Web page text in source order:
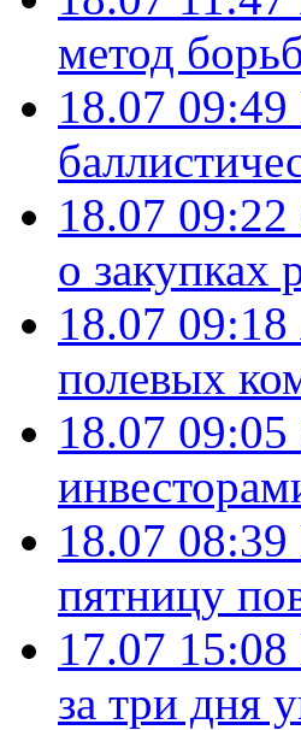
метод
18.07 09:49
18.07 09:22
о закупках
18.07 09:18
полевых
18.07 09:05
18.07 08:39
пятницу
17.07 15:08
за три дня